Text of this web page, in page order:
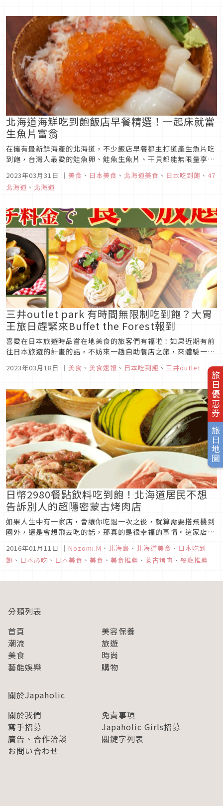
旅日優惠券
旅日地圖
北海道海鮮吃到飽飯店早餐精選！一起床就當
生魚片富翁
在擁有最新鮮海產的北海道，不少飯店早餐都主打道產生魚片吃
到飽，台灣人最愛的鮭魚卵、鮭魚生魚片、干貝都能無限量享
北海道道民的幸福日常吧。
2023年03月31日 ｜ 美食 、 日本美食 、 北海道美食 、 日本吃到飽 、 47
北海道 、 北海道
三井outlet park 有時間無限制吃到飽？大胃
王旅日趕緊來Buffet the Forest報到
喜愛在日本旅遊時品嘗在地美食的旅客們有福啦！如果近期有前
往日本旅遊的計畫的話，不妨來一趟自助餐店之旅，來體驗一下
2023年03月18日 ｜ 美食 、 美食速報 、 日本吃到飽 、 三井outlet
日幣2980餐點飲料吃到飽！北海道居民不想
告訴別人的超隱密蒙古烤肉店
如果人生中有一家店，會讓你吃過一次之後，就算需要搭飛機到
國外，還是會想飛去吃的話，那真的是很幸福的事情。這家店是
較多；但因為老闆家中是從事肉品買賣相關的工作，對自家肉品
相當的有自信，也是少數有提供北海道當地產溫體羊肉的店家。
2016年01月11日 ｜ Nozomi.M 、 北海島 、 北海道美食 、 日本吃到
飽 、 日本必吃 、 日本美食 、 美食 、 美食推薦 、 蒙古烤肉 、 餐廳推薦
分類列表
首頁
美容保養
潮流
旅遊
美食
時尚
藝能娛樂
購物
關於Japaholic
關於我們
免責事項
寫手招募
Japaholic Girls招募
廣告、合作洽談
關鍵字列表
お問い合わせ